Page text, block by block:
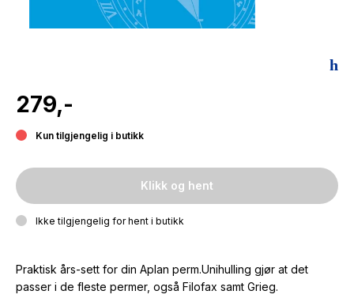
279,-
Kun tilgjengelig i butikk
Klikk og hent
Ikke tilgjengelig for hent i butikk
Praktisk års-sett for din Aplan perm.Unihulling gjør at det
passer i de fleste permer, også Filofax samt Grieg.